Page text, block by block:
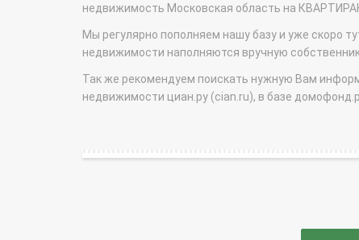
недвижимость Московская область на
Мы регулярно пополняем нашу базу и уже скоро
недвижимости наполняются вручную
Так же рекомендуем поискать нужную Вам
недвижимости циан.ру (cian.ru), в базе